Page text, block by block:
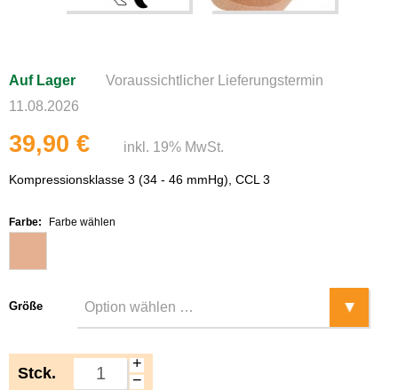
Auf Lager
Voraussichtlicher Lieferungstermin
11.08.2026
39,90 € inkl. 19% MwSt.
Kompressionsklasse 3 (34 - 46 mmHg), CCL 3
Farbe: Farbe wählen
Größe
Stck.
+
−